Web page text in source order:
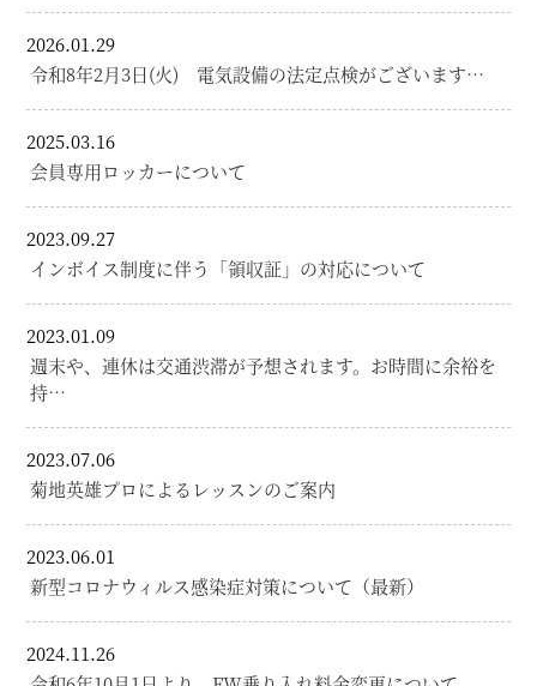
2026.01.29
令和8年2月3日(火) 電気設備の法定点検がございます…
2025.03.16
会員専用ロッカーについて
2023.09.27
インボイス制度に伴う「領収証」の対応について
2023.01.09
週末や、連休は交通渋滞が予想されます。お時間に余裕を
持…
2023.07.06
菊地英雄プロによるレッスンのご案内
2023.06.01
新型コロナウィルス感染症対策について（最新）
2024.11.26